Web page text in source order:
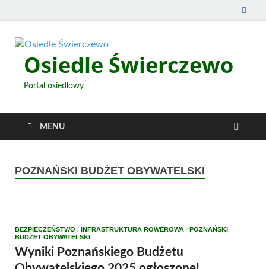
Osiedle Świerczewo
Portal osiedlowy
MENU
POZNAŃSKI BUDŻET OBYWATELSKI
BEZPIECZEŃSTWO / INFRASTRUKTURA ROWEROWA / POZNAŃSKI
BUDŻET OBYWATELSKI
Wyniki Poznańskiego Budżetu